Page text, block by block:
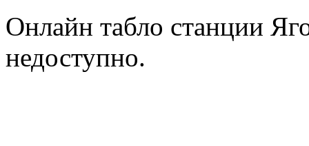
Онлайн табло станции
недоступно.